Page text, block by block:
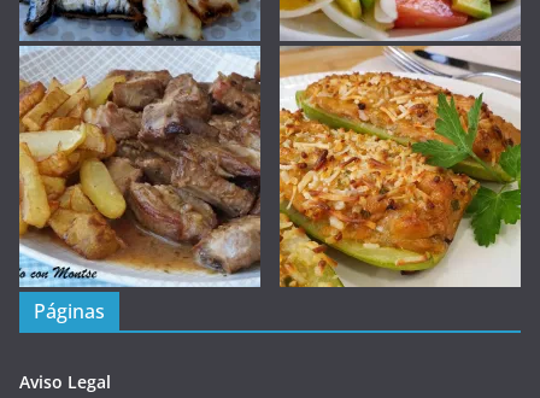
Páginas
Aviso Legal